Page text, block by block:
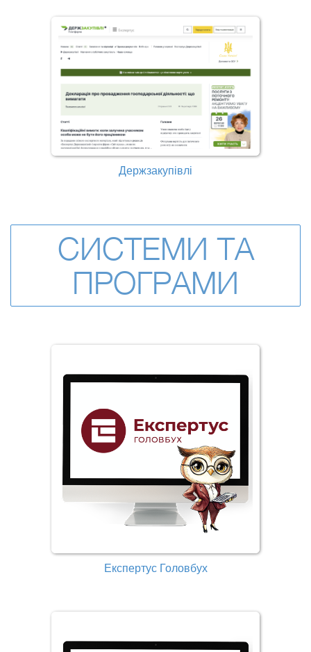
Держзакупівлі
СИСТЕМИ ТА
ПРОГРАМИ
Експертус Головбух